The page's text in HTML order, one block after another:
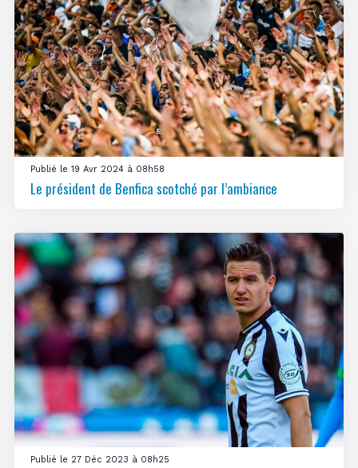
Publié le 19 Avr 2024 à 08h58
Le président de Benfica scotché par l’ambiance
Publié le 27 Déc 2023 à 08h25